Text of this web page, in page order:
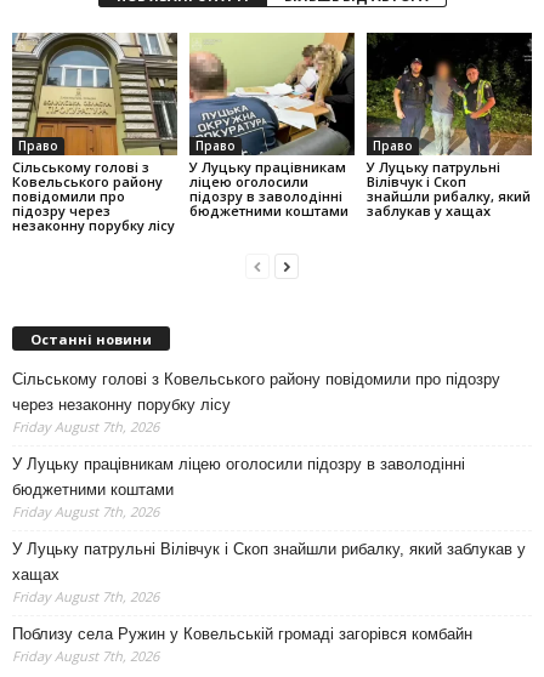
Право
Сільському голові з
Ковельського району
повідомили про
підозру через
незаконну порубку лісу
Право
У Луцьку працівникам
ліцею оголосили
підозру в заволодінні
бюджетними коштами
Право
У Луцьку патрульні
Вілівчук і Скоп
знайшли рибалку, який
заблукав у хащах
Останні новини
Сільському голові з Ковельського району повідомили про підозру
через незаконну порубку лісу
Friday August 7th, 2026
У Луцьку працівникам ліцею оголосили підозру в заволодінні
бюджетними коштами
Friday August 7th, 2026
У Луцьку патрульні Вілівчук і Скоп знайшли рибалку, який заблукав у
хащах
Friday August 7th, 2026
Поблизу села Ружин у Ковельській громаді загорівся комбайн
Friday August 7th, 2026